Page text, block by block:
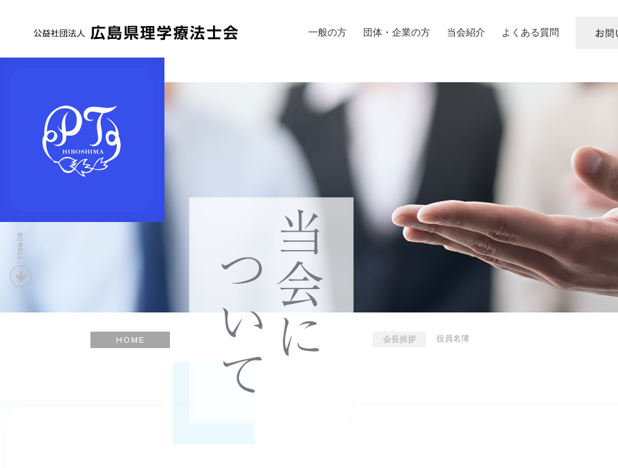
一般の方 団体・企業の方 当会紹介 よくある質問
せ
県
療
士
ー
会長挨拶 役員名簿